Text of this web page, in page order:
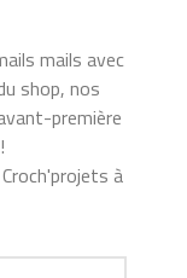
mails avec
shop, nos
première
à